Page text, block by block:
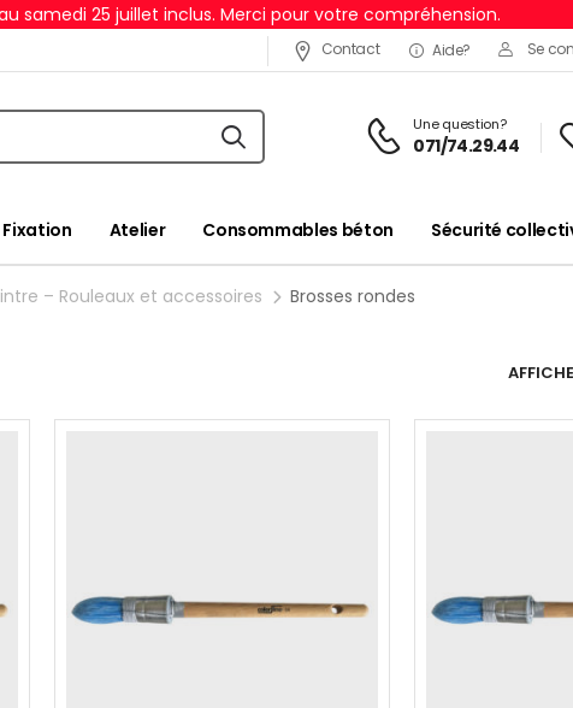
samedi 25 juillet inclus. Merci pour votre compréhension.
Contact Aide? Se
Une question?
071/74.29.44
Atelier Consommables béton Sécurité
– Rouleaux et accessoires Brosses rondes